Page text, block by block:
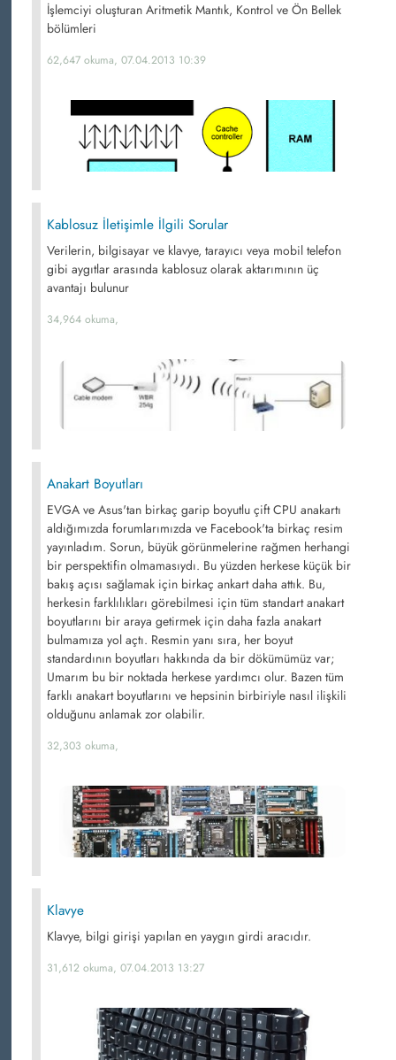
İşlemciyi oluşturan Aritmetik Mantık, Kontrol ve Ön Bellek
bölümleri
62,647 okuma, 07.04.2013 10:39
Kablosuz İletişimle İlgili Sorular
Verilerin, bilgisayar ve klavye, tarayıcı veya mobil telefon
gibi aygıtlar arasında kablosuz olarak aktarımının üç
avantajı bulunur
34,964 okuma,
Anakart Boyutları
EVGA ve Asus'tan birkaç garip boyutlu çift CPU anakartı
aldığımızda forumlarımızda ve Facebook'ta birkaç resim
yayınladım. Sorun, büyük görünmelerine rağmen herhangi
bir perspektifin olmamasıydı. Bu yüzden herkese küçük bir
bakış açısı sağlamak için birkaç ankart daha attık. Bu,
herkesin farklılıkları görebilmesi için tüm standart anakart
boyutlarını bir araya getirmek için daha fazla anakart
bulmamıza yol açtı. Resmin yanı sıra, her boyut
standardının boyutları hakkında da bir dökümümüz var;
Umarım bu bir noktada herkese yardımcı olur. Bazen tüm
farklı anakart boyutlarını ve hepsinin birbiriyle nasıl ilişkili
olduğunu anlamak zor olabilir.
32,303 okuma,
Klavye
Klavye, bilgi girişi yapılan en yaygın girdi aracıdır.
31,612 okuma, 07.04.2013 13:27